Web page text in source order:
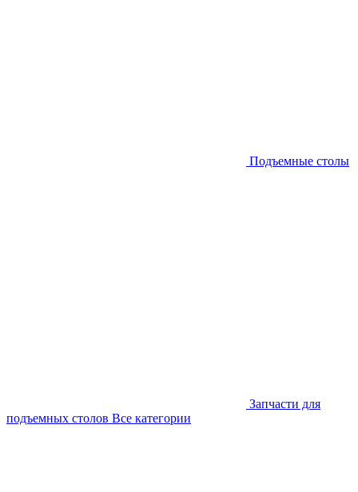
Подъемные столы
Запчасти для
подъемных столов Все категории